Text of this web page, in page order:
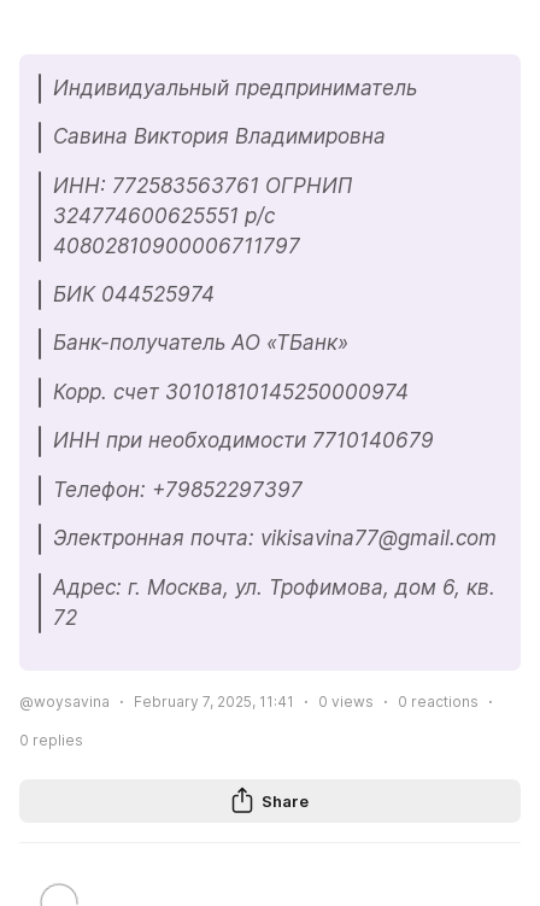
Индивидуальный предприниматель
Савина Виктория Владимировна
ИНН: 772583563761 ОГРНИП
324774600625551 р/с
40802810900006711797
БИК 044525974
Банк-получатель АО «ТБанк»
Корр. счет 30101810145250000974
ИНН при необходимости 7710140679
Телефон: +79852297397
Электронная почта: vikisavina77@gmail.com
Адрес: г. Москва, ул. Трофимова, дом 6, кв.
72
@woysavina February 7, 2025, 11:41 0 views 0 reactions
0 replies
Share